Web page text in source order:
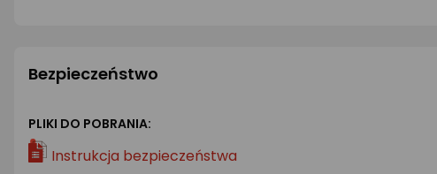
Bezpieczeństwo
PLIKI DO POBRANIA:
Instrukcja bezpieczeństwa